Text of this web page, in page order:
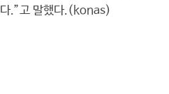
다.”고 말했다.(konas)